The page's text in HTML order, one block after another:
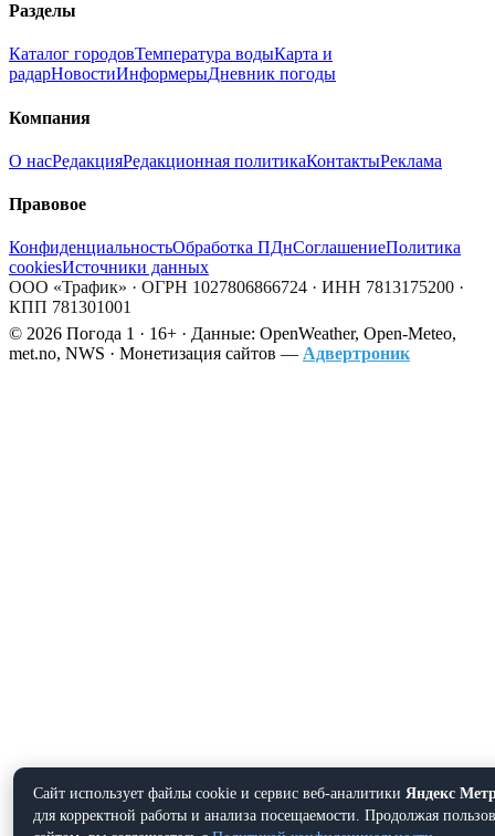
Разделы
Каталог городовТемпература водыКарта и
радарНовостиИнформерыДневник погоды
Компания
О насРедакцияРедакционная политикаКонтактыРеклама
Правовое
КонфиденциальностьОбработка ПДнСоглашениеПолитика
cookiesИсточники данных
ООО «Трафик» · ОГРН 1027806866724 · ИНН 7813175200 ·
КПП 781301001
© 2026 Погода 1 · 16+ · Данные: OpenWeather, Open-Meteo,
met.no, NWS · Монетизация сайтов — Адвертроник
Сайт использует файлы cookie и сервис веб-аналитики Яндекс
для корректной работы и анализа посещаемости. Продолжая